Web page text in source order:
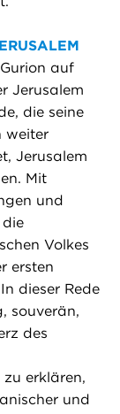
auf
Jerusalem
die seine
weiter
Jerusalem
Mit
und
Volkes
ersten
dieser Rede
souverän,
des
erklären,
und